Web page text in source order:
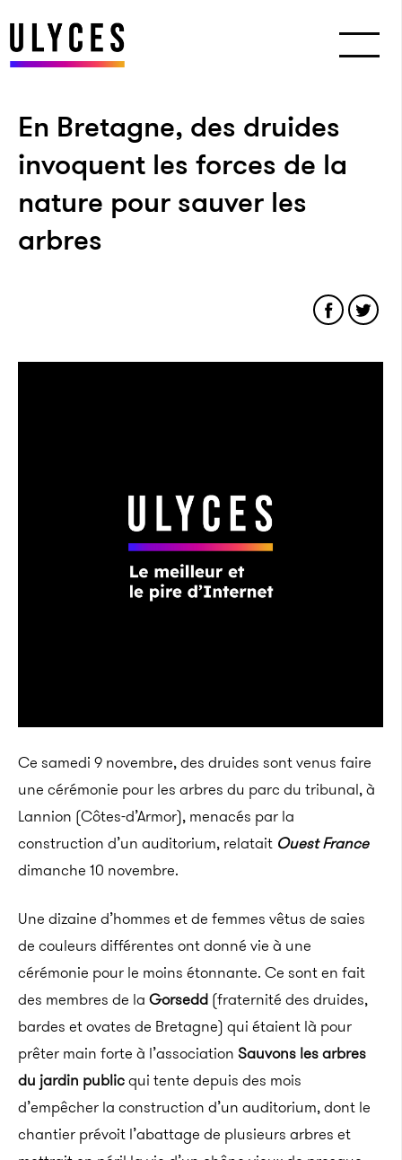
En Bretagne, des druides
invoquent les forces de la
nature pour sauver les
arbres
Ce samedi 9 novembre, des druides sont venus faire
une cérémonie pour les arbres du parc du tribunal, à
Lannion (Côtes-d’Armor), menacés par la
construction d’un auditorium, relatait Ouest France
dimanche 10 novembre.
Une dizaine d’hommes et de femmes vêtus de saies
de couleurs différentes ont donné vie à une
cérémonie pour le moins étonnante. Ce sont en fait
des membres de la Gorsedd (fraternité des druides,
bardes et ovates de Bretagne) qui étaient là pour
prêter main forte à l’association Sauvons les arbres
du jardin publicqui tente depuis des mois
d’empêcher la construction d’un auditorium, dont le
chantier prévoit l’abattage de plusieurs arbres et